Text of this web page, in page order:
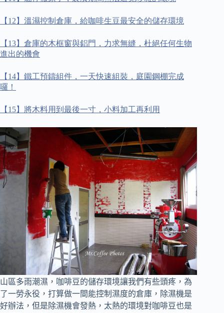
【 12 】溫濕控制倉庫，給咖啡生豆最安全的儲存環境
【 13】倉庫的木框窗與鋁門，力求無縫，杜絕任何生物
進出的機會
【 14】鐵工預鑄組件，一天快速組裝，庭園鋼棚完成
囉！
【 15】將木料用到最後一寸，小料加工再利用
山區多雨潮濕，咖啡豆的儲存環境讓我們有些頭疼，為
了一勞永役，打算做一間能控制濕度的倉庫， 除濕機是
好辦法，但是除濕機會發熱，太熱的環境對咖啡豆也是